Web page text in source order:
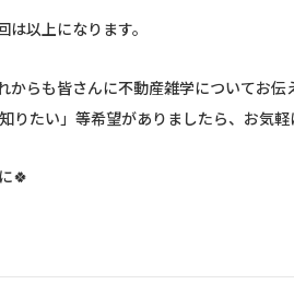
は以上になります。
からも皆さんに不動産雑学についてお伝
たい」等希望がありましたら、お気軽
🍀